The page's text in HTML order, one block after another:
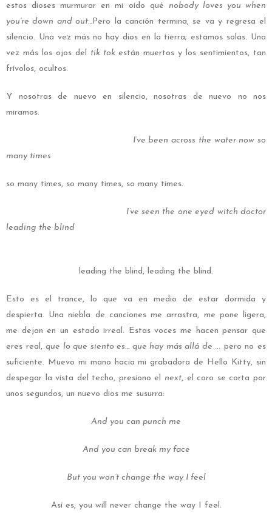
estos dioses murmurar en mi oído qué nobody loves you when
you’re down and out… Pero la canción termina, se va y regresa el
silencio. Una vez más no hay dios en la tierra; estamos solas. Una
vez más los ojos del tik tokestán muertos y los sentimientos, tan
frívolos, ocultos.
Y nosotras de nuevo en silencio, nosotras de nuevo no nos
miramos.
I’ve been across the water now so
many times
so many times, so many times, so many times.
I’ve seen the one eyed witch doctor
leading the blind
leading the blind, leading the blind.
Esto es el trance, lo que va en medio de estar dormida y
despierta. Una niebla de canciones me arrastra, me pone ligera,
me dejan en un estado irreal. Estas voces me hacen pensar que
eres real,que lo que siento es… que hay más allá de … pero no es
suficiente. Muevo mi mano hacia mi grabadora de Hello Kitty, sin
despegar la vista del techo, presiono el next, el coro se corta por
unos segundos, un nuevo dios me susurra:
And you can punch me
And you can break my face
But you won’t change the way I feel
Así es, you will never change the way I feel.